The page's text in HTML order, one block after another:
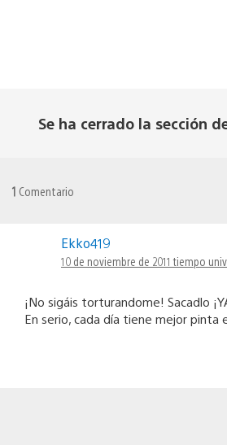
Se ha cerrado la sección
1 Comentario
Ekko419
10 de noviembre de 2011 tiempo
¡No sigáis torturandome! Sacadlo
En serio, cada día tiene mejor pinta